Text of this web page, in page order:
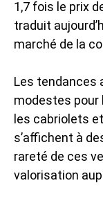
1,7 fois le prix
traduit
marché de la
Les tendances
modestes pour
les cabriolets
s’affichent à
rareté de ces
valorisation